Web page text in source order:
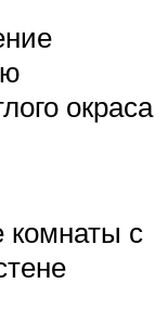
окраса
комнаты с